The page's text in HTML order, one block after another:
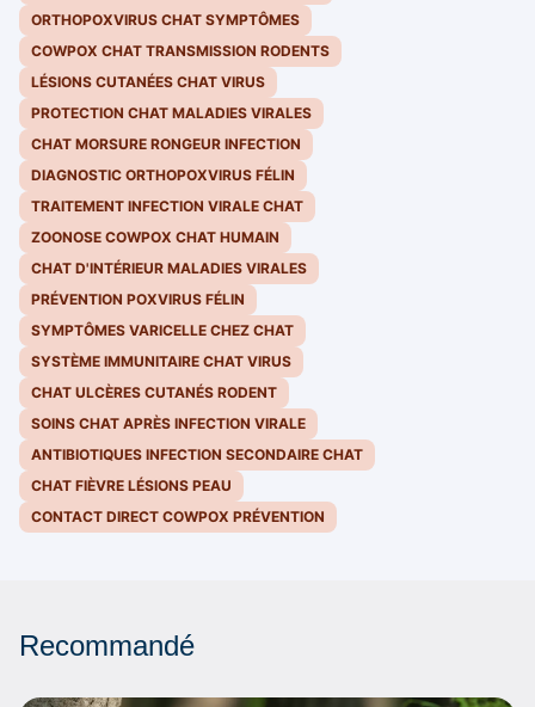
ORTHOPOXVIRUS CHAT SYMPTÔMES
COWPOX CHAT TRANSMISSION RODENTS
LÉSIONS CUTANÉES CHAT VIRUS
PROTECTION CHAT MALADIES VIRALES
CHAT MORSURE RONGEUR INFECTION
DIAGNOSTIC ORTHOPOXVIRUS FÉLIN
TRAITEMENT INFECTION VIRALE CHAT
ZOONOSE COWPOX CHAT HUMAIN
CHAT D'INTÉRIEUR MALADIES VIRALES
PRÉVENTION POXVIRUS FÉLIN
SYMPTÔMES VARICELLE CHEZ CHAT
SYSTÈME IMMUNITAIRE CHAT VIRUS
CHAT ULCÈRES CUTANÉS RODENT
SOINS CHAT APRÈS INFECTION VIRALE
ANTIBIOTIQUES INFECTION SECONDAIRE CHAT
CHAT FIÈVRE LÉSIONS PEAU
CONTACT DIRECT COWPOX PRÉVENTION
Recommandé